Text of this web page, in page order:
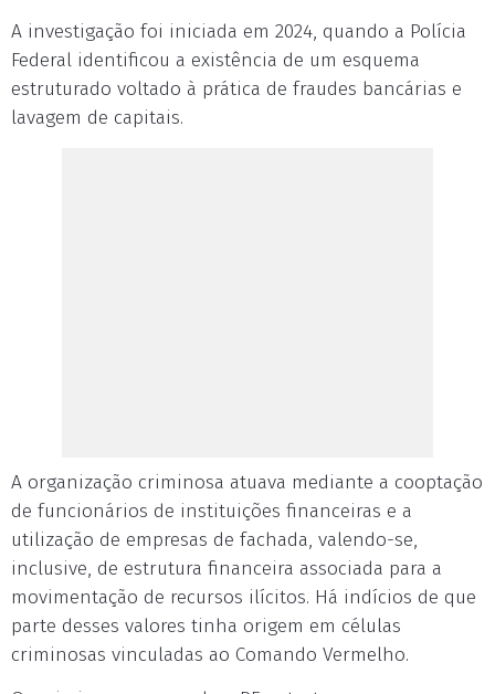
A investigação foi iniciada em 2024, quando a Polícia
Federal identificou a existência de um esquema
estruturado voltado à prática de fraudes bancárias e
lavagem de capitais.
A organização criminosa atuava mediante a cooptação
de funcionários de instituições financeiras e a
utilização de empresas de fachada, valendo-se,
inclusive, de estrutura financeira associada para a
movimentação de recursos ilícitos. Há indícios de que
parte desses valores tinha origem em células
criminosas vinculadas ao Comando Vermelho.